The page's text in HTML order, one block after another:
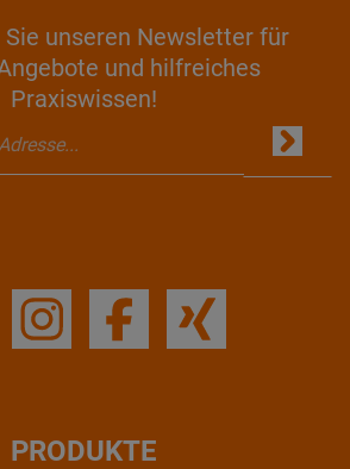
unseren Newsletter für
und hilfreiches
Praxiswissen!
PRODUKTE